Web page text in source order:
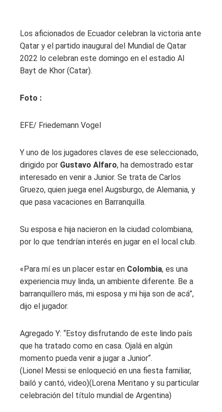
Los aficionados de Ecuador celebran la victoria ante
Qatar y el partido inaugural del Mundial de Qatar
2022 lo celebran este domingo en el estadio Al
Bayt de Khor (Catar).
Foto :
EFE/ Friedemann Vogel
Y uno de los jugadores claves de ese seleccionado,
dirigido por Gustavo Alfaro, ha demostrado estar
interesado en venir a Junior. Se trata de Carlos
Gruezo, quien juega enel Augsburgo, de Alemania, y
que pasa vacaciones en Barranquilla.
Su esposa e hija nacieron en la ciudad colombiana,
por lo que tendrían interés en jugar en el local club.
«Para mí es un placer estar en Colombia, es una
experiencia muy linda, un ambiente diferente. Be a
barranquillero más, mi esposa y mi hija son de acá”,
dijo el jugador.
Agregado Y: “Estoy disfrutando de este lindo país
que ha tratado como en casa. Ojalá en algún
momento pueda venir a jugar a Junior“.
(Lionel Messi se enloqueció en una fiesta familiar,
bailó y cantó, video)(Lorena Meritano y su particular
celebración del título mundial de Argentina)